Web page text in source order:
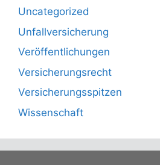
Uncategorized
Unfallversicherung
Veröffentlichungen
Versicherungsrecht
Versicherungsspitzen
Wissenschaft